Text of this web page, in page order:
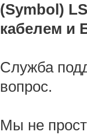
(Symbol)
кабелем и
Служба
вопрос.
Мы не